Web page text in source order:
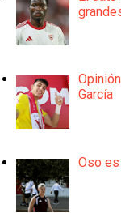
García
Oso